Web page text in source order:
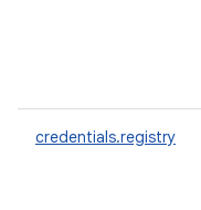
credentials.registry